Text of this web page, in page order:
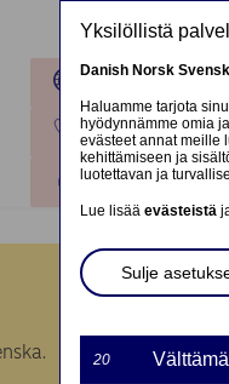
Ota yhteyttä
Kirjaudu
Yksilöllistä
Danish Norsk
Haluamme tarjota
hyödynnämme omia
evästeet annat meille
kehittämiseen ja
luotettavan ja
Lue lisää evästeistä
Sulje
20